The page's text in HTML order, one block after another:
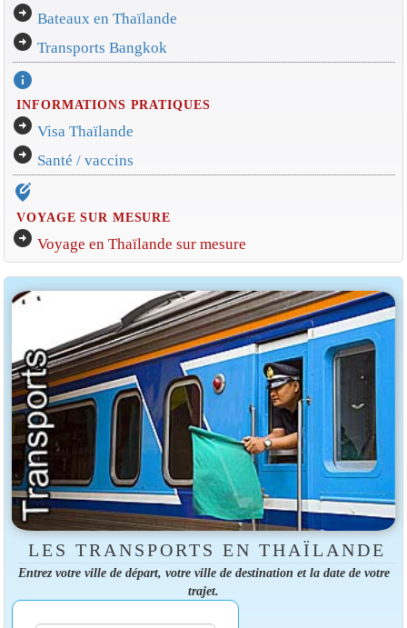
arrow_circle_right Bateaux en Thaïlande
arrow_circle_right Transports Bangkok
info
INFORMATIONS PRATIQUES
arrow_circle_right Visa Thaïlande
arrow_circle_right Santé / vaccins
edit_location_alt
VOYAGE SUR MESURE
arrow_circle_right Voyage en Thaïlande sur mesure
LES TRANSPORTS EN THAÏLANDE
Entrez votre ville de départ, votre ville de destination et la date de votre
trajet.